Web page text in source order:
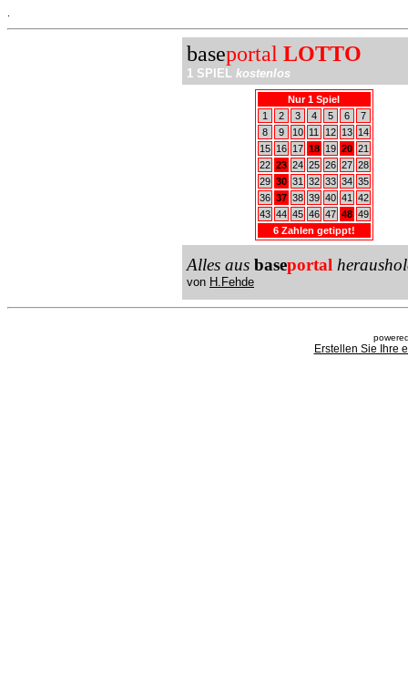
baseportal LOTTO
1 SPIEL kostenlos
Nur 1 Spiel
1
2 3 4 5 6
7
8
9 10 11 12 13
14
15
16 17 18 19 20 21
22 23 24 25 26 27 28
29 30 31 32 33 34 35
36 37 38 39 40 41
42
43 44 45 46 47 48 49
6 Zahlen getippt!
Alles aus baseportal
von H.Fehde
Erstellen Sie Ihre